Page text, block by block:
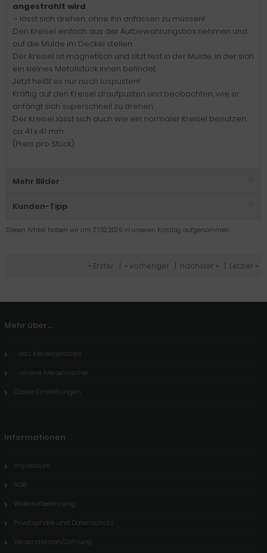
angestrahlt wird
- lässt sich drehen, ohne ihn anfassen zu müssen!
Den Kreisel einfach aus der Aufbewahrungsbox nehmen und
auf die Mulde im Deckel stellen.
Der Kreisel ist magnetisch und sitzt fest in der Mulde, in der sich
ein kleines Metallstück innen befindet.
Jetzt heißt es nur noch lospusten!
Kräftig auf den Kreisel draufpusten und beobachten, wie er
anfängt sich superschnell zu drehen.
Der Kreisel lässt sich auch wie ein normaler Kreisel benutzen.
ca. 41 x 41 mm
(Preis pro Stück)
Mehr Bilder
Kunden-Tipp
Diesen Artikel haben wir am 27.02.2026 in unseren Katalog aufgenommen.
« Erster « vorheriger nächster » Letzter »
Mehr über...
... das Kreiselparadies
... unsere Kreiselmacher
Cookie Einstellungen
Informationen
Impressum
AGB
Widerrufbelehrung
Privatsphäre und Datenschutz
Versandkosten/Zahlung